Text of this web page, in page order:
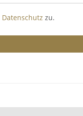
Datenschutz zu.